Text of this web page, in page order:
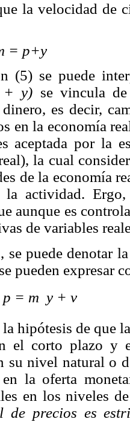
la velocidad de
(5) se puede
+ y) se vincula
es decir,
en la economía
aceptada por la
la cual
de la economía
la actividad.
aunque es
de variables
se puede denotar
pueden expresar
p =
hipótesis de que
el corto plazo y
su nivel natural o
la oferta
en los niveles
de precios es